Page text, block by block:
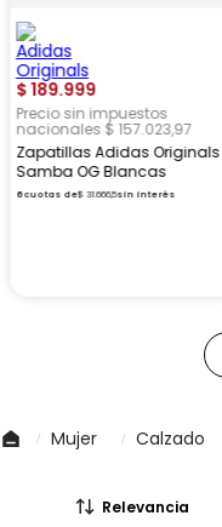
$189.999
Precio sin impuestos
nacionales $ 157.023,97
Zapatillas Adidas Originals
Samba OG Blancas
6cuotas de$ 31.666,5sin interés
Mujer Calzado
Relevancia